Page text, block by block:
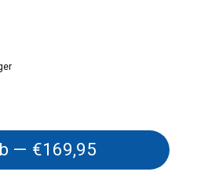
In den Warenkorb — €169,95